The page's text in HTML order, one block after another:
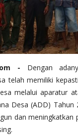
- Dengan
telah memiliki
melalui aparatur
Desa (ADD) Tahun
dan meningkatkan